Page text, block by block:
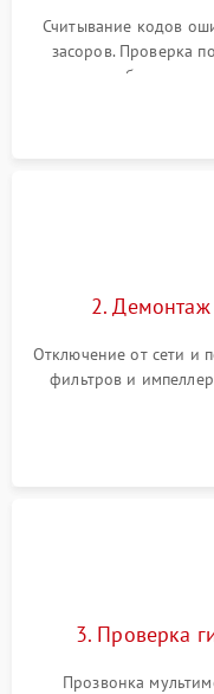
Считывание кодов
засоров. Проверка
жалоб на
разбрызгивателей
2. Демонтаж
Отключение от сети и
фильтров и
3. Проверка
Прозвонка